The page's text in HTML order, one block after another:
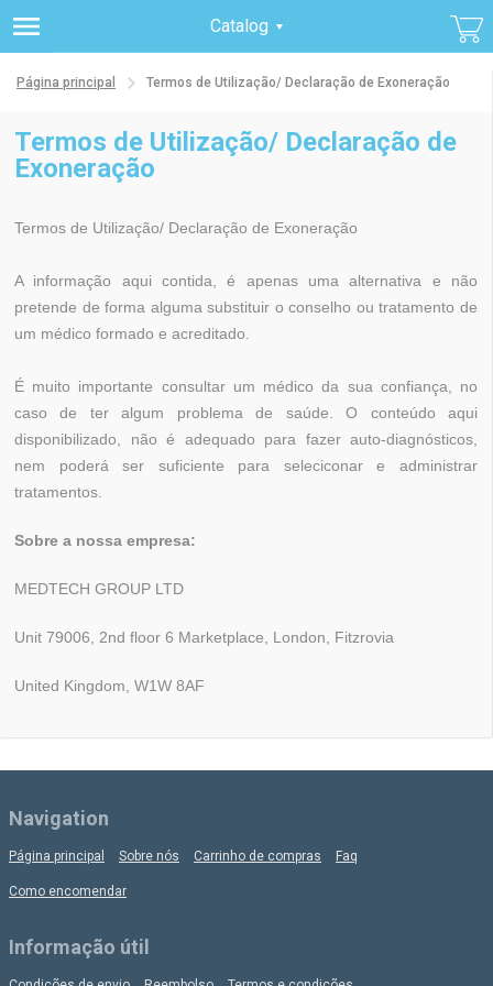
Catalog
Página principal Termos de Utilização/ Declaração de Exoneração
Termos de Utilização/ Declaração de
Exoneração
Termos de Utilização/ Declaração de Exoneração
A informação aqui contida, é apenas uma alternativa e não
pretende de forma alguma substituir o conselho ou tratamento de
um médico formado e acreditado.
É muito importante consultar um médico da sua confiança, no
caso de ter algum problema de saúde. O conteúdo aqui
disponibilizado, não é adequado para fazer auto-diagnósticos,
nem poderá ser suficiente para seleciconar e administrar
tratamentos.
Sobre a nossa empresa:
MEDTECH GROUP LTD
Unit 79006, 2nd floor 6 Marketplace, London, Fitzrovia
United Kingdom, W1W 8AF
Navigation
Página principal Sobre nós Carrinho de compras Faq
Como encomendar
Informação útil